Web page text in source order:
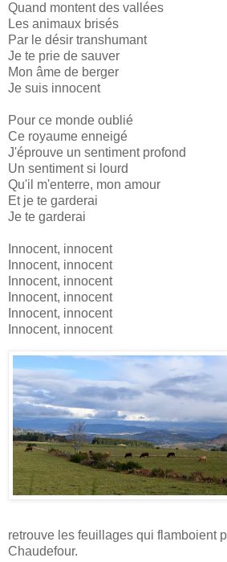
Quand montent des vallées
Les animaux brisés
Par le désir transhumant
Je te prie de sauver
Mon âme de berger
Je suis innocent
Pour ce monde oublié
Ce royaume enneigé
J'éprouve un sentiment profond
Un sentiment si lourd
Qu'il m'enterre, mon amour
Et je te garderai
Je te garderai
Innocent, innocent
Innocent, innocent
Innocent, innocent
Innocent, innocent
Innocent, innocent
Innocent, innocent
retrouve les feuillages qui flamboient
Chaudefour.